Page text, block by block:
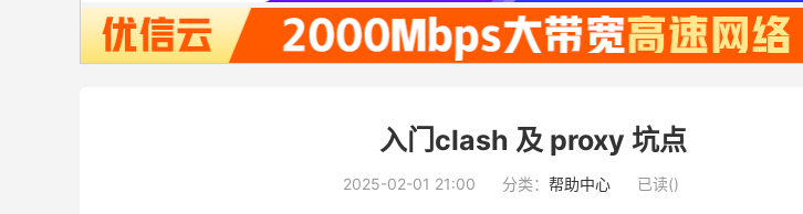
入门clash 及 proxy 坑点
2025-02-01 21:00 分类： 帮助中心 已读()